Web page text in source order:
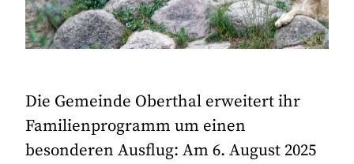
Die Gemeinde Oberthal erweitert ihr
Familienprogramm um einen
besonderen Ausflug: Am 6. August 2025